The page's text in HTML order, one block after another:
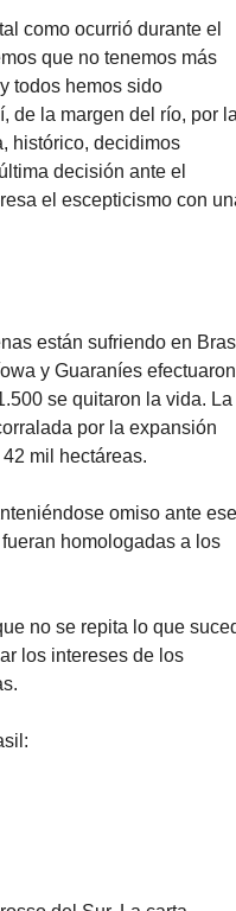
como ocurrió durante el
que no tenemos más
todos hemos sido
de la margen del río, por
histórico, decidimos
decisión ante el
el escepticismo con
están sufriendo en
y Guaraníes efectuaron
se quitaron la vida. La
por la expansión
mil hectáreas.
omiso ante
homologadas a los
no se repita lo que
los intereses de los